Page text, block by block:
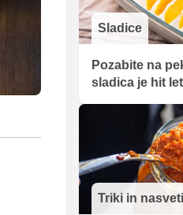
Sladice
Pozabite na
sladica je hit
Triki in nasveti